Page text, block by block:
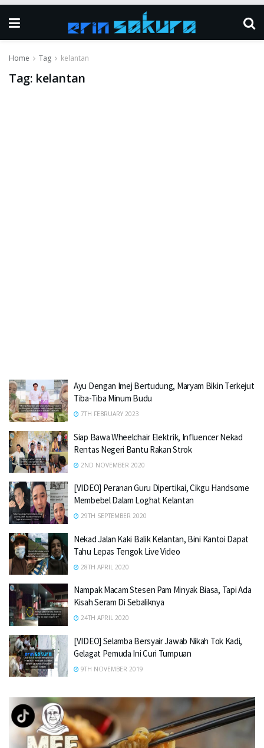
Home Tag kelantan
Tag: kelantan
Ayu Dengan Imej Bertudung, Maryam Bikin Terkejut
Tiba-Tiba Minum Budu
7TH FEBRUARY 2023
Siap Bawa Wheelchair Elektrik, Influencer Nekad
Rentas Negeri Bantu Rakan Strok
2ND NOVEMBER 2020
[VIDEO] Peranan Guru Dipertikai, Cikgu Handsome
Membebel Dalam Loghat Kelantan
29TH SEPTEMBER 2020
Nekad Jalan Kaki Balik Kelantan, Bini Kantoi Dapat
Tahu Lepas Tengok Live Video
28TH APRIL 2020
Nampak Macam Stesen Pam Minyak Biasa, Tapi Ada
Kisah Seram Di Sebaliknya
24TH APRIL 2020
[VIDEO] Selamba Bersyair Jawab Nikah Tok Kadi,
Gelagat Pemuda Ini Curi Tumpuan
9TH NOVEMBER 2019